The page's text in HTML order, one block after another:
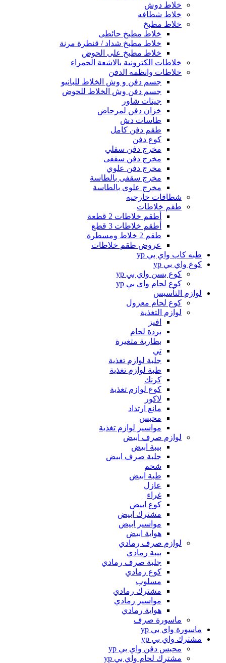
خلاط دوش
خلاط شطافه
خلاط مطبخ
خلاط مطبخ حائطى
خلاط مطبخ شداد / قنطرة مرنة
خلاط مطبخ على الحوض
خلاطات الكترونية بالاشعة الحمراء
خلاطات وانظمه الدفن
جسم دفن و وش الخلاط للبانيو
جسم دفن وش الخلاط للحوض
جيتات شاور
خزان دفن لمرحاض
طاسات دش
طقم دفن كامل
كوع دفن
مخرج دفن سفلي
مخرج دفن سقفى
مخرج دفن علوي
مخرج سقفى بالطاسة
مخرج علوى بالطاسة
شطافات خارجيه
طقم خلاطات
أطقم خلاطات 2 قطعة
أطقم خلاطات 3 قطع
طقم 2 خلاط ومسطرة
عروض طقم خلاطات
طبه كاب واي بي yp
كوع واي بي yp
كوع بسن واي بي yp
كوع لحام واي بي yp
لوازم التأسيس
كوع لحام معزول
لوازم التغذية
افيز
بردة لحام
بطارية متغيرة
تي
جلبة لوازم تغذية
طبة لوازم تغذية
كرنك
كوع لوازم تغذية
لاكور
مانع ارتداد
محبس
مواسير لوازم تغذية
لوازم صرف ابيض
بيبة ابيض
جلبة صرف ابيض
شحم
طبة ابيض
عازل
غراء
كوع ابيض
مشترك ابيض
مواسير ابيض
هواية ابيض
لوازم صرف رمادي
بيبة رمادي
جلبة صرف رمادي
كوع رمادي
مسلوب
مشترك رمادي
مواسير رمادي
هواية رمادي
ماسورة صرف
ماسورة واي بي yp
مشترك واي بي yp
محبس دفن واي بي yp
مشترك لحام واي بي yp